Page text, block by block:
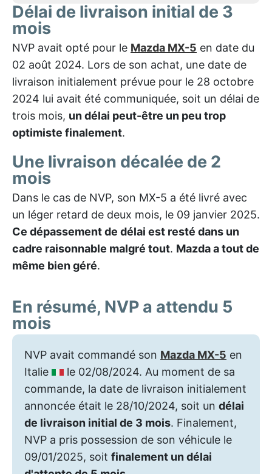
Délai de livraison initial de 3
mois
NVP avait opté pour le Mazda MX-5 en date du
02 août 2024. Lors de son achat, une date de
livraison initialement prévue pour le 28 octobre
2024 lui avait été communiquée, soit un délai de
trois mois, un délai peut-être un peu trop
optimiste finalement.
Une livraison décalée de 2
mois
Dans le cas de NVP, son MX-5 a été livré avec
un léger retard de deux mois, le 09 janvier 2025.
Ce dépassement de délai est resté dans un
cadre raisonnable malgré tout. Mazda a tout de
même bien géré.
En résumé, NVP a attendu 5
mois
NVP avait commandé son Mazda MX-5 en
Italie
le 02/08/2024. Au moment de sa
commande, la date de livraison initialement
annoncée était le 28/10/2024, soit un délai
de livraison initial de 3 mois. Finalement,
NVP a pris possession de son véhicule le
09/01/2025, soit finalement un délai